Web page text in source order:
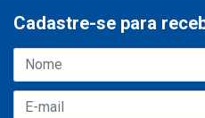
Cadastre-se para